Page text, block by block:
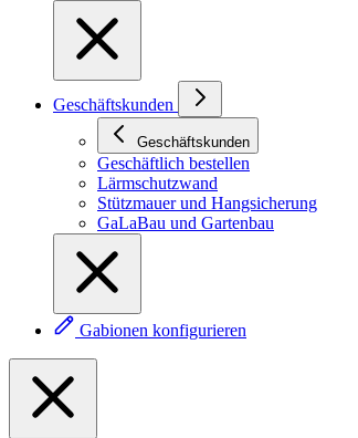
Geschäftskunden
Geschäftskunden
Geschäftlich bestellen
Lärmschutzwand
Stützmauer und Hangsicherung
GaLaBau und Gartenbau
Gabionen konfigurieren